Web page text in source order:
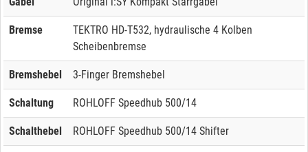
Bremse
TEKTRO HD-T532, hydraulische 4 Kolben
Scheibenbremse
Bremshebel 3-Finger Bremshebel
Schaltung ROHLOFF Speedhub 500/14
Schalthebel ROHLOFF Speedhub 500/14 Shifter